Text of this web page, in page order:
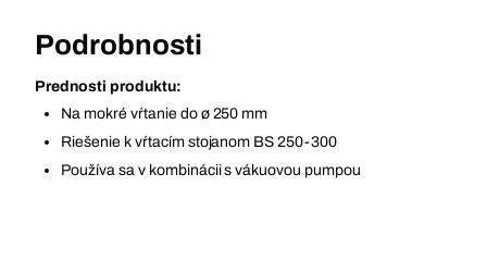
Podrobnosti
Prednosti produktu:
Na mokré vŕtanie do ø 250 mm
Riešenie k vŕtacím stojanom BS 250-300
Používa sa v kombinácii s vákuovou pumpou